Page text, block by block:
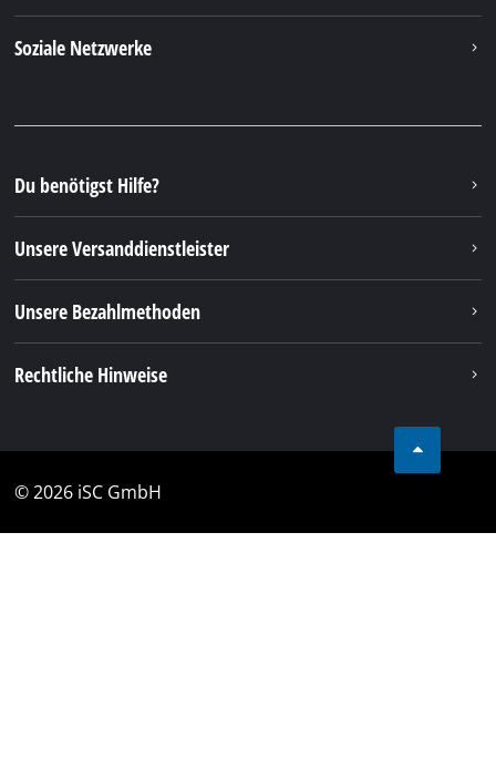
Soziale Netzwerke
Du benötigst Hilfe?
Unsere Versanddienstleister
Unsere Bezahlmethoden
Rechtliche Hinweise
© 2026 iSC GmbH